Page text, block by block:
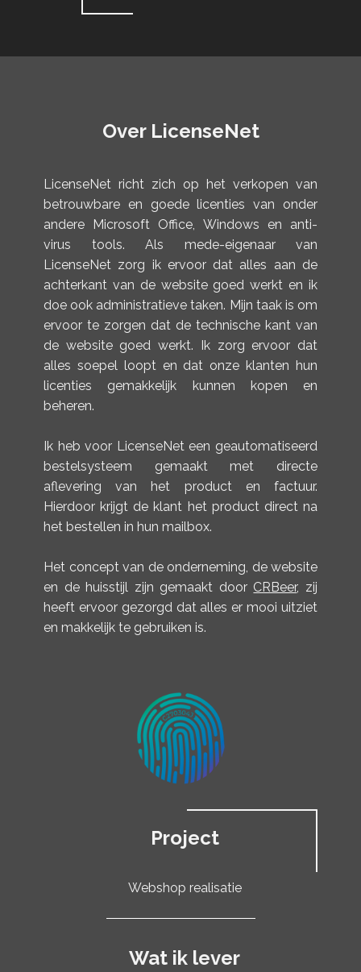
Over LicenseNet
LicenseNet richt zich op het verkopen van
betrouwbare en goede licenties van onder
andere Microsoft Office, Windows en anti-
virus tools. Als mede-eigenaar van
LicenseNet zorg ik ervoor dat alles aan de
achterkant van de website goed werkt en ik
doe ook administratieve taken. Mijn taak is om
ervoor te zorgen dat de technische kant van
de website goed werkt. Ik zorg ervoor dat
alles soepel loopt en dat onze klanten hun
licenties gemakkelijk kunnen kopen en
beheren.
Ik heb voor LicenseNet een geautomatiseerd
bestelsysteem gemaakt met directe
aflevering van het product en factuur.
Hierdoor krijgt de klant het product direct na
het bestellen in hun mailbox.
Het concept van de onderneming, de website
en de huisstijl zijn gemaakt door CRBeer, zij
heeft ervoor gezorgd dat alles er mooi uitziet
en makkelijk te gebruiken is.
Project
Webshop realisatie
Wat ik lever